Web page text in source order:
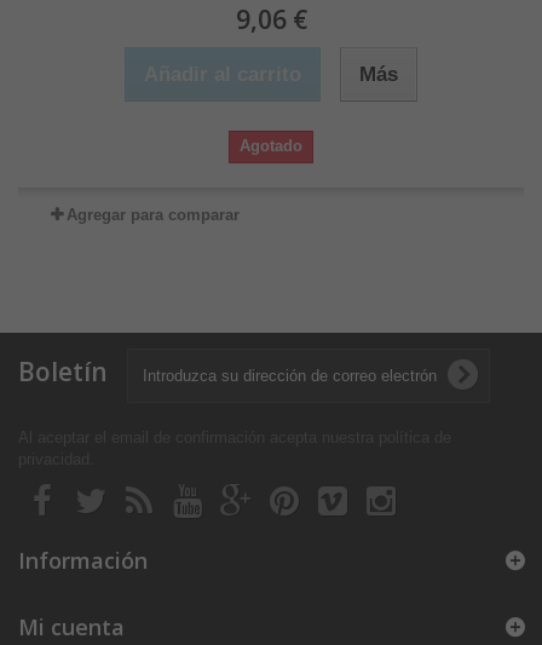
9,06 €
Más
Agotado
Agregar para comparar
Boletín
Información
Mi cuenta